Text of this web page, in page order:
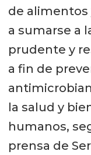
de alimentos
a sumarse a
prudente y
a fin de
la salud y
humanos,
prensa de